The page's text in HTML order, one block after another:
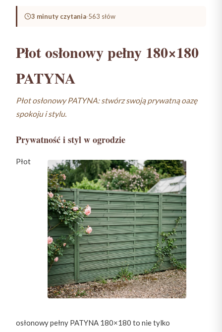
3 minuty czytania·563 słów
Płot osłonowy pełny 180×180
PATYNA
Płot osłonowy PATYNA: stwórz swoją prywatną oazę
spokoju i stylu.
Prywatność i styl w ogrodzie
Płot
osłonowy pełny PATYNA 180×180 to nie tylko